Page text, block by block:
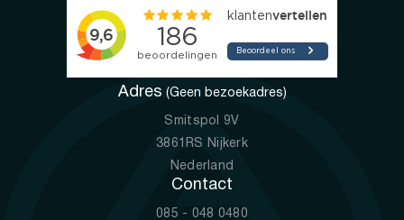
Adres (Geen bezoekadres)
Smitspol 9V
3861RS Nijkerk
Nederland
Contact
085 - 048 0480